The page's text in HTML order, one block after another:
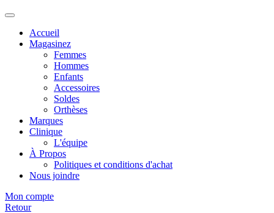
Accueil
Magasinez
Femmes
Hommes
Enfants
Accessoires
Soldes
Orthèses
Marques
Clinique
L'équipe
À Propos
Politiques et conditions d'achat
Nous joindre
Mon compte
Retour